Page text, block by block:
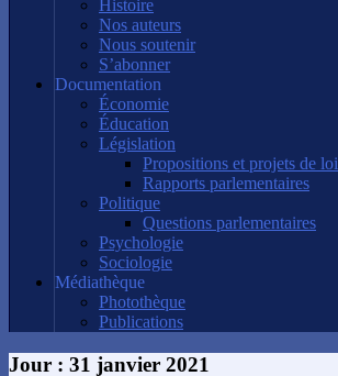
Histoire
Nos auteurs
Nous soutenir
S’abonner
Documentation
Économie
Éducation
Législation
Propositions et projets de loi
Rapports parlementaires
Politique
Questions parlementaires
Psychologie
Sociologie
Médiathèque
Photothèque
Publications
Jour : 31 janvier 2021